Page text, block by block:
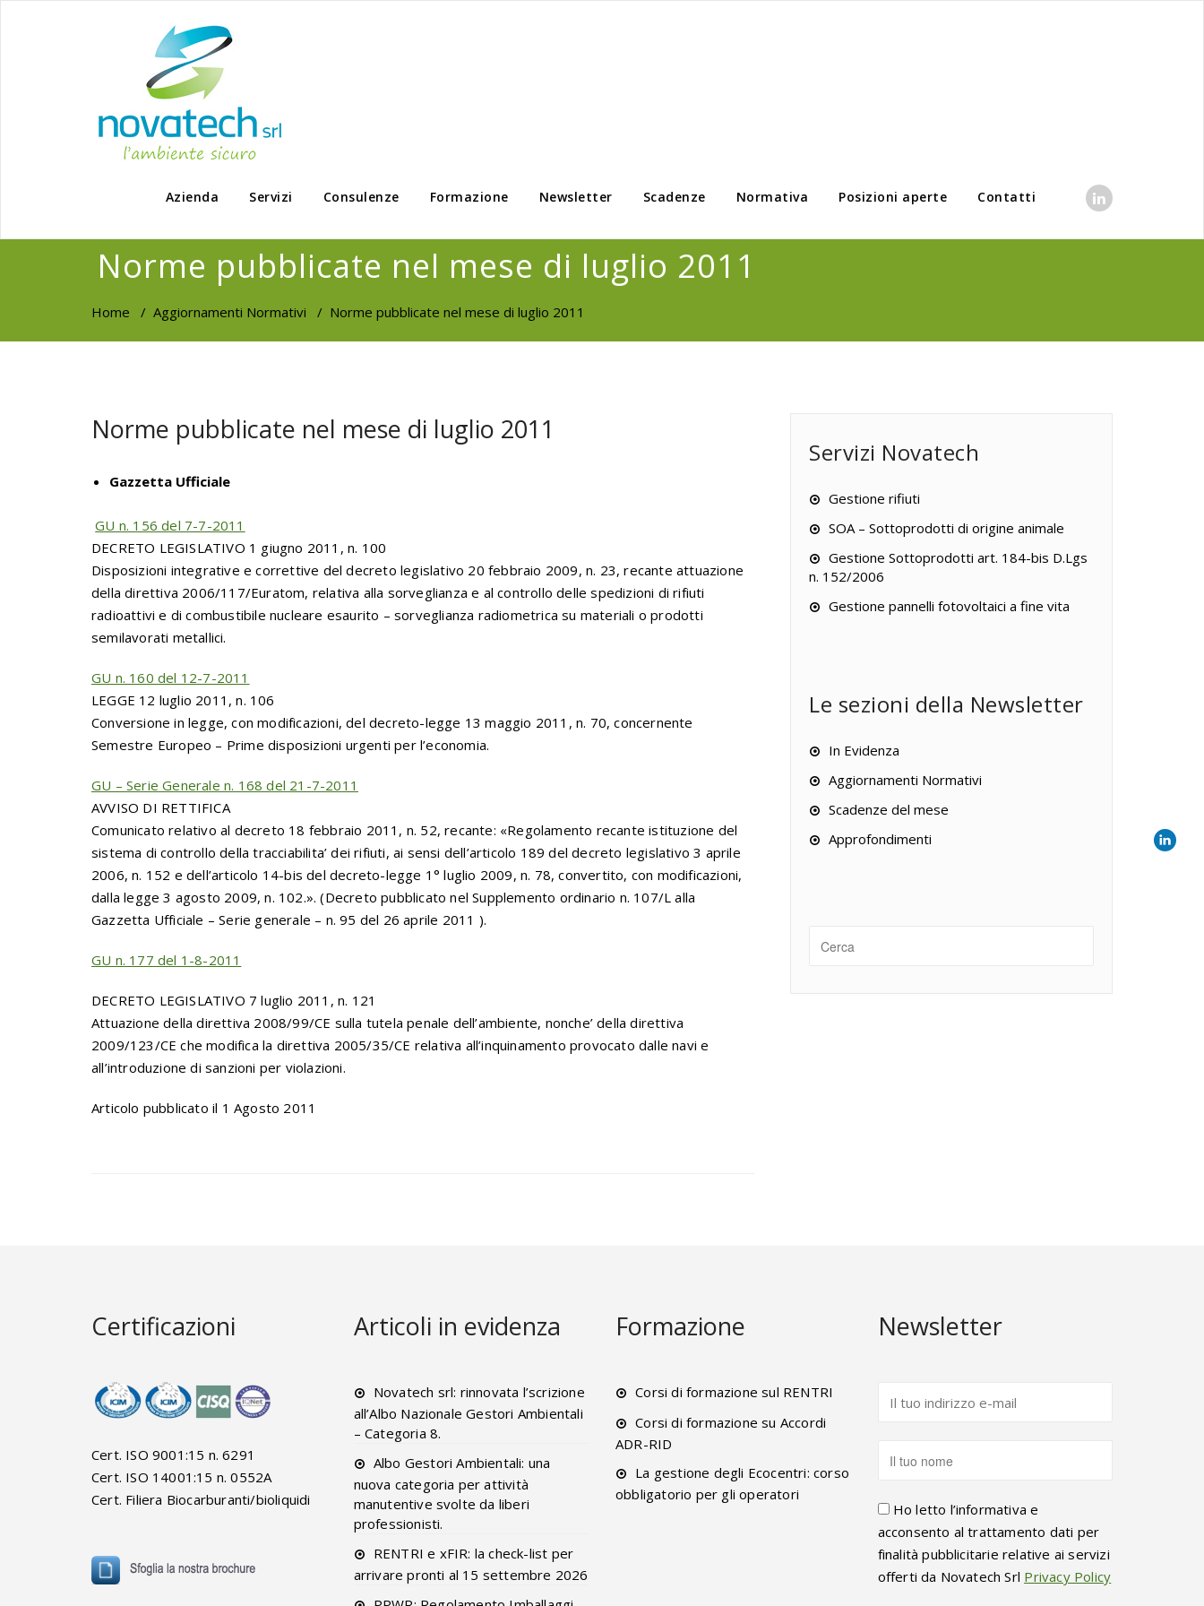
Azienda Servizi Consulenze Formazione Newsletter Scadenze Normativa Posizioni aperte Contatti
Norme pubblicate nel mese di luglio 2011
Home / Aggiornamenti Normativi / Norme pubblicate nel mese di luglio 2011
Norme pubblicate nel mese di luglio 2011
Gazzetta Ufficiale
GU n. 156 del 7-7-2011
DECRETO LEGISLATIVO 1 giugno 2011, n. 100
Disposizioni integrative e correttive del decreto legislativo 20 febbraio 2009, n. 23, recante attuazione
della direttiva 2006/117/Euratom, relativa alla sorveglianza e al controllo delle spedizioni di rifiuti
radioattivi e di combustibile nucleare esaurito – sorveglianza radiometrica su materiali o prodotti
semilavorati metallici.
GU n. 160 del 12-7-2011
LEGGE 12 luglio 2011, n. 106
Conversione in legge, con modificazioni, del decreto-legge 13 maggio 2011, n. 70, concernente
Semestre Europeo – Prime disposizioni urgenti per l’economia.
GU – Serie Generale n. 168 del 21-7-2011
AVVISO DI RETTIFICA
Comunicato relativo al decreto 18 febbraio 2011, n. 52, recante: «Regolamento recante istituzione del
sistema di controllo della tracciabilita’ dei rifiuti, ai sensi dell’articolo 189 del decreto legislativo 3 aprile
2006, n. 152 e dell’articolo 14-bis del decreto-legge 1° luglio 2009, n. 78, convertito, con modificazioni,
dalla legge 3 agosto 2009, n. 102.». (Decreto pubblicato nel Supplemento ordinario n. 107/L alla
Gazzetta Ufficiale – Serie generale – n. 95 del 26 aprile 2011 ).
GU n. 177 del 1-8-2011
DECRETO LEGISLATIVO 7 luglio 2011, n. 121
Attuazione della direttiva 2008/99/CE sulla tutela penale dell’ambiente, nonche’ della direttiva
2009/123/CE che modifica la direttiva 2005/35/CE relativa all’inquinamento provocato dalle navi e
all’introduzione di sanzioni per violazioni.
Articolo pubblicato il 1 Agosto 2011
Servizi Novatech
Gestione rifiuti
SOA – Sottoprodotti di origine animale
Gestione Sottoprodotti art. 184-bis D.Lgs
n. 152/2006
Gestione pannelli fotovoltaici a fine vita
Le sezioni della Newsletter
In Evidenza
Aggiornamenti Normativi
Scadenze del mese
Approfondimenti
Certificazioni
Cert. ISO 9001:15 n. 6291
Cert. ISO 14001:15 n. 0552A
Cert. Filiera Biocarburanti/bioliquidi
Articoli in evidenza
Novatech srl: rinnovata l’scrizione
all’Albo Nazionale Gestori Ambientali
– Categoria 8.
Albo Gestori Ambientali: una
nuova categoria per attività
manutentive svolte da liberi
professionisti.
RENTRI e xFIR: la check-list per
arrivare pronti al 15 settembre 2026
Formazione
Corsi di formazione sul RENTRI
Corsi di formazione su Accordi
ADR-RID
La gestione degli Ecocentri: corso
obbligatorio per gli operatori
Newsletter
Ho letto l’informativa e
acconsento al trattamento dati per
finalità pubblicitarie relative ai servizi
offerti da Novatech Srl Privacy Policy